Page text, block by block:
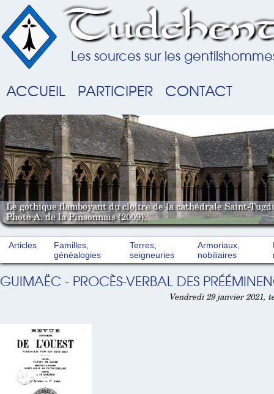
Les sources sur les
ACCUEIL PARTICIPER CONTACT
Le gothique flamboyant du cloître de la cathédrale Saint-
Photo A. de la Pinsonnais (2009).
Articles
Familles,
généalogies
Terres,
seigneuries
Armoriaux,
nobiliaires
GUIMAËC - PROCÈS-VERBAL DES
Vendredi 29 janvier 2021,